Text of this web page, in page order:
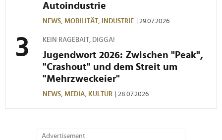
Autoindustrie
NEWS, MOBILITÄT, INDUSTRIE | 29.07.2026
KEIN RAGEBAIT, DIGGA!
Jugendwort 2026: Zwischen "Peak",
"Crashout" und dem Streit um
"Mehrzweckeier"
NEWS, MEDIA, KULTUR | 28.07.2026
Advertisement